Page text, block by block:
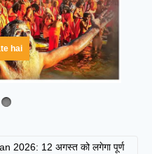
hai
2026: 12 अगस्त को लगेगा पूर्ण